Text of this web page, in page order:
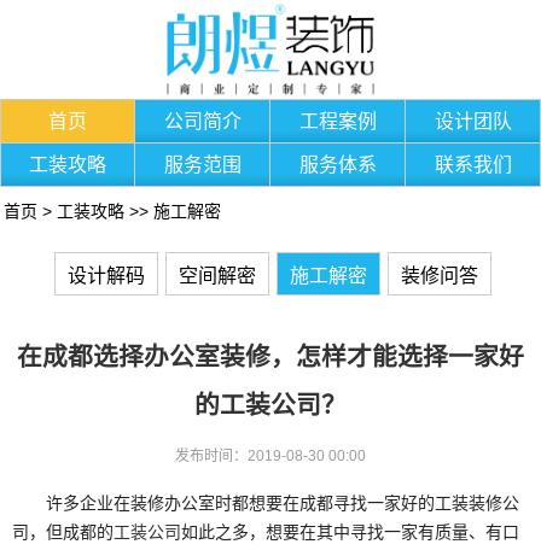
首页 公司简介 工程案例 设计团队
工装攻略 服务范围 服务体系 联系我们
首页 > 工装攻略 >> 施工解密
设计解码 空间解密 施工解密 装修问答
在成都选择办公室装修，怎样才能选择一家好
的工装公司？
发布时间：2019-08-30 00:00
许多企业在装修办公室时都想要在成都寻找一家好的工装装修公
司，但成都的工装公司如此之多，想要在其中寻找一家有质量、有口